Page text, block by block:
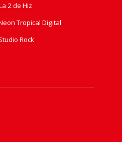
2 de Hiz
Tropical Digital
Rock